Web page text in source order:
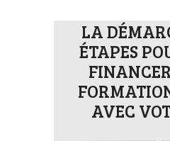
LA
ÉTAPES
AVEC